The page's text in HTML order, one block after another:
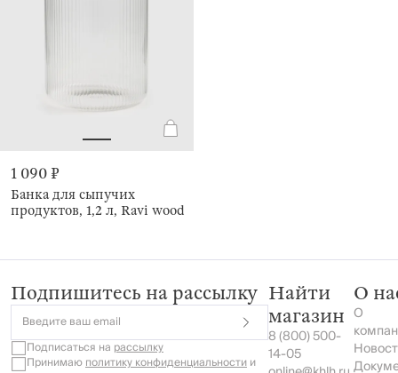
1 090 ₽
Банка для сыпучих
продуктов, 1,2 л, Ravi wood
Подпишитесь на рассылку
Введите ваш email
Подписаться на рассылку
Принимаюполитику конфиденциальностии
Найти
магазин
8 (800) 500-
14-05
О
О